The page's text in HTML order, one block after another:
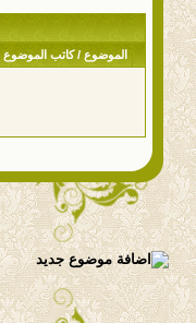
الموضوع /كاتب الموضوع